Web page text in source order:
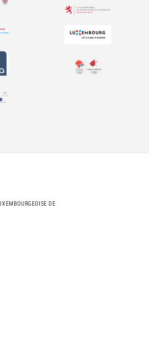
DE